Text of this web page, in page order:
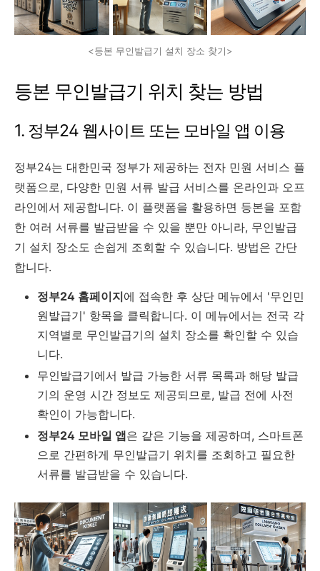
<등본 무인발급기 설치 장소 찾기>
등본 무인발급기 위치 찾는 방법
1. 정부24 웹사이트 또는 모바일 앱 이용
정부24는 대한민국 정부가 제공하는 전자 민원 서비스 플
랫폼으로, 다양한 민원 서류 발급 서비스를 온라인과 오프
라인에서 제공합니다. 이 플랫폼을 활용하면 등본을 포함
한 여러 서류를 발급받을 수 있을 뿐만 아니라, 무인발급
기 설치 장소도 손쉽게 조회할 수 있습니다. 방법은 간단
합니다.
정부24 홈페이지에 접속한 후 상단 메뉴에서 '무인민
원발급기' 항목을 클릭합니다. 이 메뉴에서는 전국 각
지역별로 무인발급기의 설치 장소를 확인할 수 있습
니다.
무인발급기에서 발급 가능한 서류 목록과 해당 발급
기의 운영 시간 정보도 제공되므로, 발급 전에 사전
확인이 가능합니다.
정부24 모바일 앱은 같은 기능을 제공하며, 스마트폰
으로 간편하게 무인발급기 위치를 조회하고 필요한
서류를 발급받을 수 있습니다.